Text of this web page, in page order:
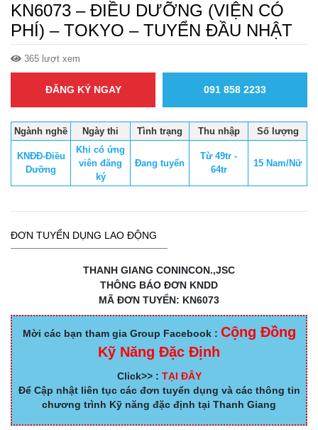
KN6073 – ĐIỀU DƯỠNG (VIỆN CÓ
PHÍ) – TOKYO – TUYỂN ĐẦU NHẬT
365 lượt xem
ĐĂNG KÝ NGAY 091 858 2233
Ngành nghề Ngày thi Tình trạng Thu nhập Số lượng
KNĐĐ-Điều
Dưỡng
Khi có ứng
viên đăng
ký
Đang tuyển
Từ 49tr -
64tr
15 Nam/Nữ
ĐƠN TUYỂN DỤNG LAO ĐỘNG
THANH GIANG CONINCON.,JSC
THÔNG BÁO ĐƠN KNDD
MÃ ĐƠN TUYỂN: KN6073
Mời các bạn tham gia Group Facebook : Cộng Đồng
Kỹ Năng Đặc Định
Click>> : TẠI ĐÂY
Để Cập nhật liên tục các đơn tuyển dụng và các thông tin
chương trình Kỹ năng đặc định tại Thanh Giang